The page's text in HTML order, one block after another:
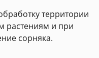
территории
растениям и при
сорняка.